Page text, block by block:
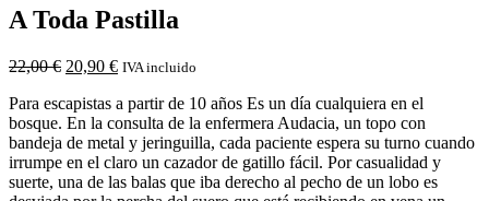
A Toda Pastilla
22,00€ 20,90 € IVA incluido
Para escapistas a partir de 10 años Es un día cualquiera en el
bosque. En la consulta de la enfermera Audacia, un topo con
bandeja de metal y jeringuilla, cada paciente espera su turno cuando
irrumpe en el claro un cazador de gatillo fácil. Por casualidad y
suerte, una de las balas que iba derecho al pecho de un lobo es